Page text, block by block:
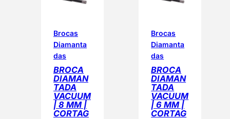
Brocas
Diamanta
das
BROCA
DIAMAN
TADA
VACUUM
| 8 MM |
CORTAG
Brocas
Diamanta
das
BROCA
DIAMAN
TADA
VACUUM
| 6 MM |
CORTAG